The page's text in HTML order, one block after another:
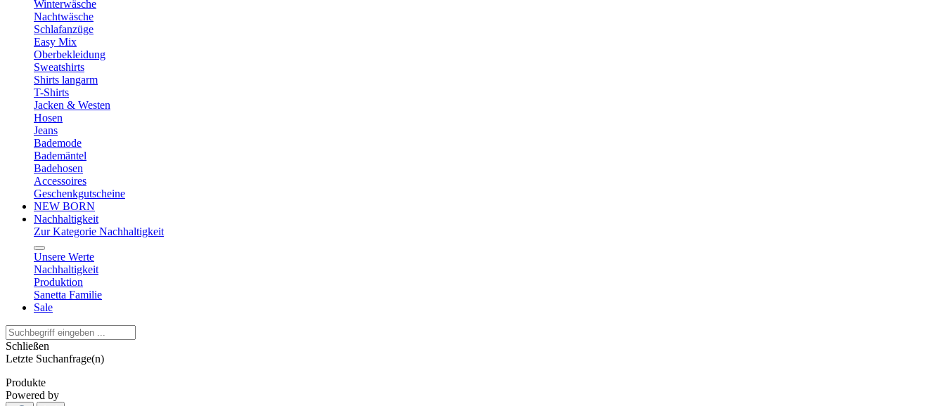
Winterwäsche
Nachtwäsche
Schlafanzüge
Easy Mix
Oberbekleidung
Sweatshirts
Shirts langarm
T-Shirts
Jacken & Westen
Hosen
Jeans
Bademode
Bademäntel
Badehosen
Accessoires
Geschenkgutscheine
NEW BORN
Nachhaltigkeit
Zur Kategorie Nachhaltigkeit
Unsere Werte
Nachhaltigkeit
Produktion
Sanetta Familie
Sale
Schließen
Letzte Suchanfrage(n)
Produkte
Powered by